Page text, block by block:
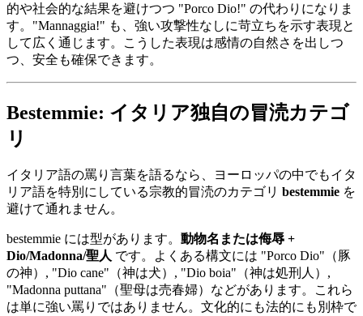
的や社会的な結果を避けつつ "Porco Dio!" の代わりになりま
す。"Mannaggia!" も、強い攻撃性なしに苛立ちを示す表現と
して広く通じます。こうした表現は感情の自然さを出しつ
つ、安全も確保できます。
Bestemmie: イタリア独自の冒涜カテゴ
リ
イタリア語の罵り言葉を語るなら、ヨーロッパの中でもイタ
リア語を特別にしている宗教的冒涜のカテゴリ bestemmie を
避けて通れません。
bestemmie には型があります。 動物名または侮辱 +
Dio/Madonna/聖人 です。よくある構文には "Porco Dio"（豚
の神）, "Dio cane"（神は犬）, "Dio boia"（神は処刑人）,
"Madonna puttana"（聖母は売春婦）などがあります。これら
は単に強い罵りではありません。文化的にも法的にも別枠で